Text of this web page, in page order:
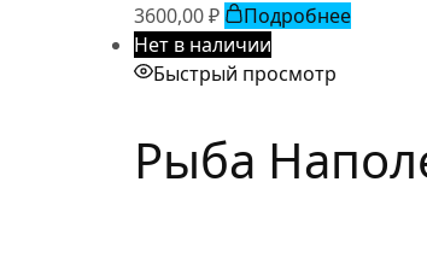
3600,00₽
Подробнее
Нет в наличии
Быстрый просмотр
Рыба